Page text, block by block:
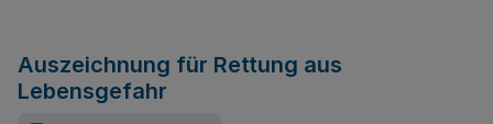
Auszeichnung für Rettung aus
Lebensgefahr